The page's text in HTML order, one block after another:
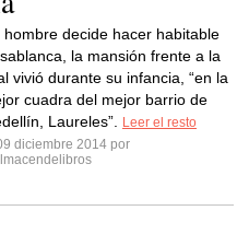
hombre decide hacer habitable
la mansión frente a la
vivió durante su infancia, “en la
cuadra del mejor barrio de
Laureles”.
Leer el resto
diciembre 2014 por